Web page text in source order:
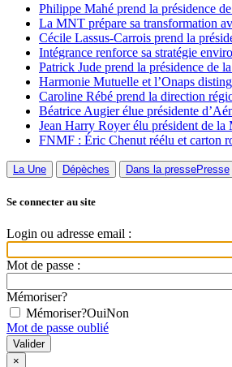
Philippe Mahé prend la présidence
La MNT prépare sa transformation
Cécile Lassus-Carrois prend la
Intégrance renforce sa stratégie
Patrick Jude prend la présidence de
Harmonie Mutuelle et l’Onaps
Caroline Rébé prend la direction
Béatrice Augier élue présidente
Jean Harry Royer élu président de
FNMF : Éric Chenut réélu et carton
La Une Dépèches Dans la pressePresse
Se connecter au site
Login ou adresse email :
Mot de passe :
Mémoriser?
Mémoriser?OuiNon
Mot de passe oublié
×